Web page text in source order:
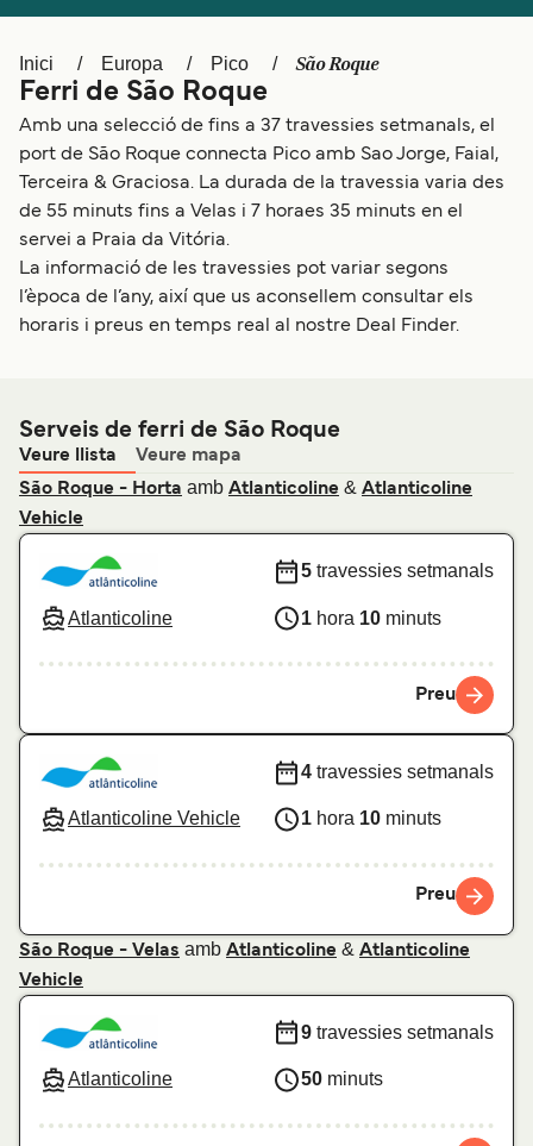
Україна Indonesia
المغرب Maroc (FR)
Inici Europa Pico São Roque
Ferri de São Roque
Amb una selecció de fins a 37 travessies setmanals, el
port de São Roque connecta Pico amb Sao Jorge, Faial,
Terceira & Graciosa. La durada de la travessia varia des
de 55 minuts fins a Velas i 7 horaes 35 minuts en el
servei a Praia da Vitória.
La informació de les travessies pot variar segons
l’època de l’any, així que us aconsellem consultar els
horaris i preus en temps real al nostre Deal Finder.
Serveis de ferri de São Roque
Veure llista
Veure mapa
São Roque - Horta amb Atlanticoline & Atlanticoline
Vehicle
Atlanticoline
5 travessies setmanals
1 hora 10 minuts
Preu
Atlanticoline Vehicle
4 travessies setmanals
1 hora 10 minuts
Preu
São Roque - Velas amb Atlanticoline & Atlanticoline
Vehicle
Atlanticoline
9 travessies setmanals
50 minuts